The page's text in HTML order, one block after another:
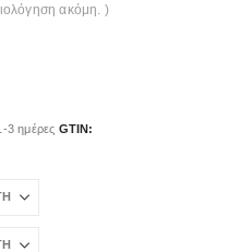
ακόμη. )
3 ημέρες GTIN: